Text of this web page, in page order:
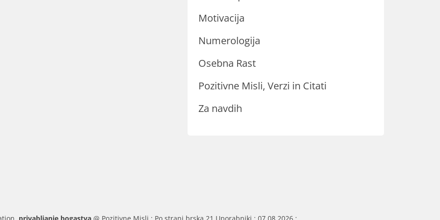
Motivacija
Numerologija
Osebna Rast
Pozitivne Misli, Verzi in Citati
Za navdih